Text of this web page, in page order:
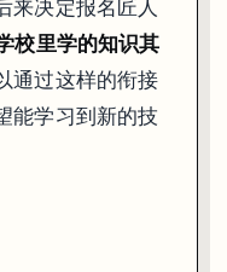
分享一下主要负责什么工
是$79,000加7900的
来决定报名匠人
校里学的知识其
通过这样的衔接
能学习到新的技